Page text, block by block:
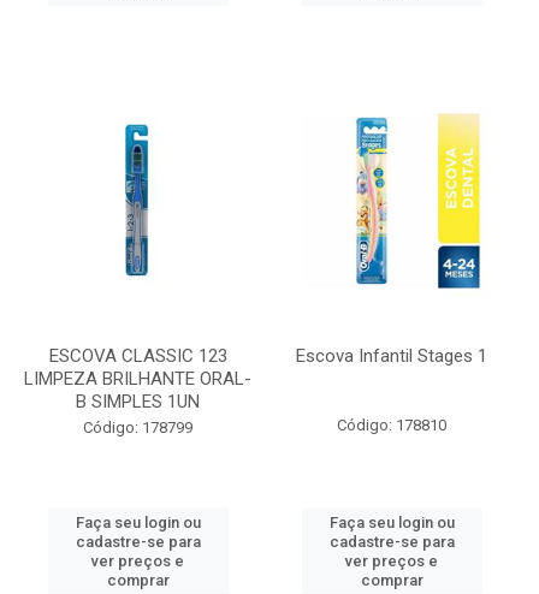
ESCOVA CLASSIC 123
LIMPEZA BRILHANTE ORAL-
B SIMPLES 1UN
Código: 178799
Faça seu login ou
cadastre-se para
ver preços e
comprar
Escova Infantil Stages 1
Código: 178810
Faça seu login ou
cadastre-se para
ver preços e
comprar